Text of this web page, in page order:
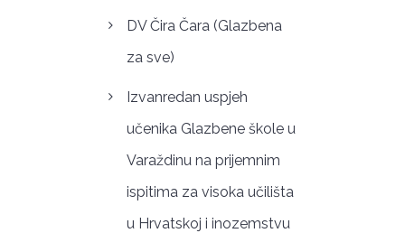
DV Čira Čara (Glazbena
za sve)
Izvanredan uspjeh
učenika Glazbene škole u
Varaždinu na prijemnim
ispitima za visoka učilišta
u Hrvatskoj i inozemstvu